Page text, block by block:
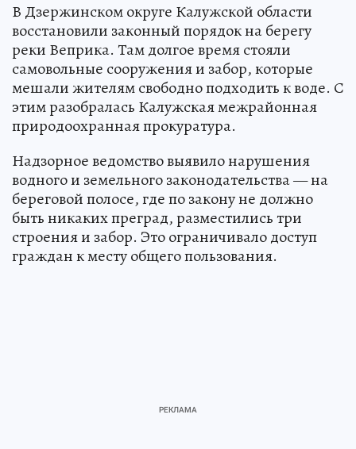
В Дзержинском округе Калужской области
восстановили законный порядок на берегу
реки Веприка. Там долгое время стояли
самовольные сооружения и забор, которые
мешали жителям свободно подходить к воде. С
этим разобралась Калужская межрайонная
природоохранная прокуратура.
Надзорное ведомство выявило нарушения
водного и земельного законодательства — на
береговой полосе, где по закону не должно
быть никаких преград, разместились три
строения и забор. Это ограничивало доступ
граждан к месту общего пользования.